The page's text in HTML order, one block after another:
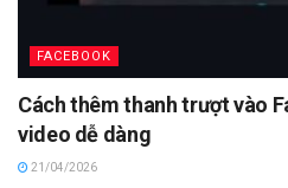
FACEBOOK
Cách thêm thanh trượt vào
video dễ dàng
21/04/2026